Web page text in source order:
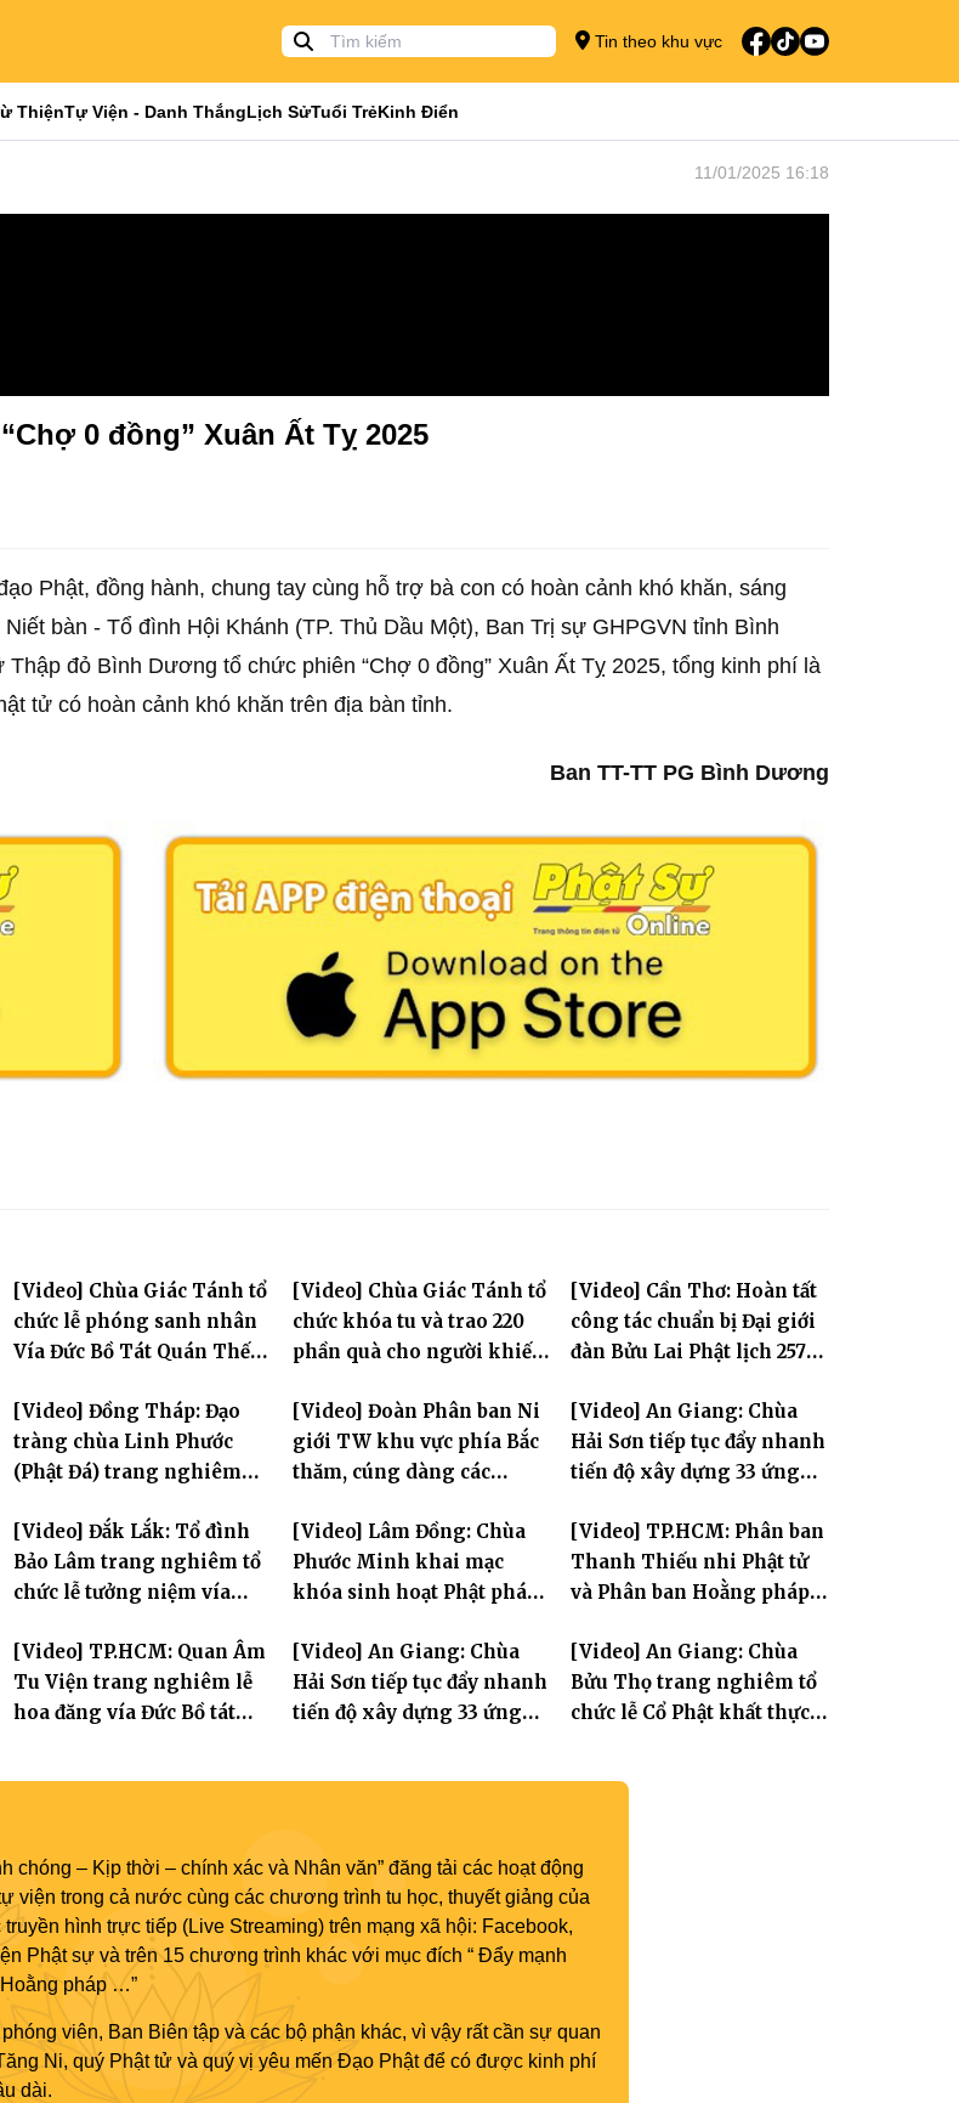
Tin theo khu vực
ThiệnTự Viện - Danh ThắngLịch SửTuổi TrẻKinh Điển
11/01/2025 16:18
0 đồng” Xuân Ất Tỵ 2025
Phật, đồng hành, chung tay cùng hỗ trợ bà con có hoàn cảnh khó khăn, sáng
bàn - Tổ đình Hội Khánh (TP. Thủ Dầu Một), Ban Trị sự GHPGVN tỉnh Bình
đỏ Bình Dương tổ chức phiên “Chợ 0 đồng” Xuân Ất Tỵ 2025, tổng kinh phí là
tử có hoàn cảnh khó khăn trên địa bàn tỉnh.
Ban TT-TT PG Bình Dương
[Video] Chùa Giác Tánh tổ
chức lễ phóng sanh nhân
Vía Đức Bồ Tát Quán Thế
[Video] Chùa Giác Tánh tổ
chức khóa tu và trao 220
phần quà cho người khiếm
[Video] Cần Thơ: Hoàn tất
công tác chuẩn bị Đại giới
đàn Bửu Lai Phật lịch 2570,
đăng đàn cầu giới
[Video] Đồng Tháp: Đạo
tràng chùa Linh Phước
(Phật Đá) trang nghiêm
Hòa thượng Thích Nhuận
Sanh lần thứ 11
[Video] Đoàn Phân ban Ni
giới TW khu vực phía Bắc
thăm, cúng dàng các
mùa an cư PL.2570
[Video] An Giang: Chùa
Hải Sơn tiếp tục đẩy nhanh
tiến độ xây dựng 33 ứng
Âm
[Video] Đắk Lắk: Tổ đình
Bảo Lâm trang nghiêm tổ
chức lễ tưởng niệm vía
thành đạo và lễ Quy y Tam
bảo
[Video] Lâm Đồng: Chùa
Phước Minh khai mạc
khóa sinh hoạt Phật pháp
tay con" lần II
[Video] TP.HCM: Phân ban
Thanh Thiếu nhi Phật tử
và Phân ban Hoằng pháp
kết công tác Phật sự nhiệm
kỳ IX (2022 – 2027)
[Video] TP.HCM: Quan Âm
Tu Viện trang nghiêm lễ
hoa đăng vía Đức Bồ tát
[Video] An Giang: Chùa
Hải Sơn tiếp tục đẩy nhanh
tiến độ xây dựng 33 ứng
[Video] An Giang: Chùa
Bửu Thọ trang nghiêm tổ
chức lễ Cổ Phật khất thực
chóng – Kịp thời – chính xác và Nhân văn” đăng tải các hoạt động
viện trong cả nước cùng các chương trình tu học, thuyết giảng của
hình trực tiếp (Live Streaming) trên mạng xã hội: Facebook,
Phật sự và trên 15 chương trình khác với mục đích “ Đẩy mạnh
pháp …”
viên, Ban Biên tập và các bộ phận khác, vì vậy rất cần sự quan
Ni, quý Phật tử và quý vị yêu mến Đạo Phật để có được kinh phí
dài.